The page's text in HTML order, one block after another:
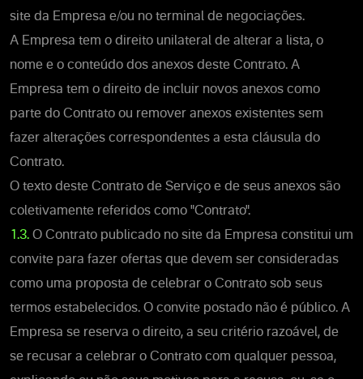
site da Empresa e/ou no terminal de negociações.
A Empresa tem o direito unilateral de alterar a lista, o
nome e o conteúdo dos anexos deste Contrato. A
Empresa tem o direito de incluir novos anexos como
parte do Contrato ou remover anexos existentes sem
fazer alterações correspondentes a esta cláusula do
Contrato.
O texto deste Contrato de Serviço e de seus anexos são
coletivamente referidos como "Contrato".
1.3. O Contrato publicado no site da Empresa constitui um
convite para fazer ofertas que devem ser consideradas
como uma proposta de celebrar o Contrato sob seus
termos estabelecidos. O convite postado não é público. A
Empresa se reserva o direito, a seu critério razoável, de
se recusar a celebrar o Contrato com qualquer pessoa,